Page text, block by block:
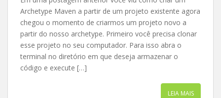
Archetype Maven a partir de um projeto existente agora
chegou o momento de criarmos um projeto novo a
partir do nosso archetype. Primeiro você precisa clonar
esse projeto no seu computador. Para isso abra o
terminal no diretório em que deseja armazenar o
código e execute […]
LEIA MAIS